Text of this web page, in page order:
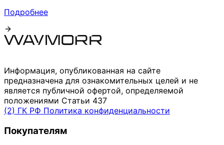
Подробнее
Информация, опубликованная на сайте
предназначена для ознакомительных целей и не
является публичной офертой, определяемой
положениями Статьи 437
(2) ГК РФ Политика конфиденциальности
Покупателям